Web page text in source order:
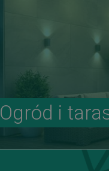
Ogród i